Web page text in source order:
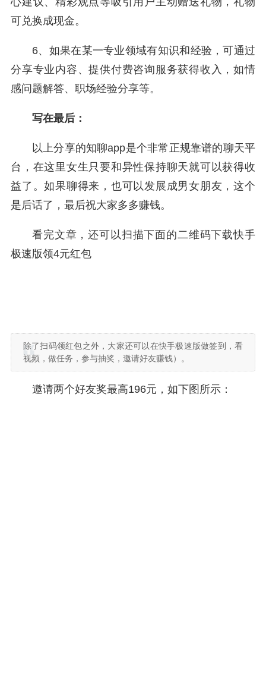
可兑换成现金。
6、如果在某一专业领域有知识和经验，可通过
分享专业内容、提供付费咨询服务获得收入，如情
感问题解答、职场经验分享等。
写在最后：
以上分享的知聊app是个非常正规靠谱的聊天平
台，在这里女生只要和异性保持聊天就可以获得收
益了。如果聊得来，也可以发展成男女朋友，这个
是后话了，最后祝大家多多赚钱。
看完文章，还可以扫描下面的二维码下载快手
极速版领4元红包
除了扫码领红包之外，大家还可以在快手极速版做签到，看
视频，做任务，参与抽奖，邀请好友赚钱）。
邀请两个好友奖最高196元，如下图所示：